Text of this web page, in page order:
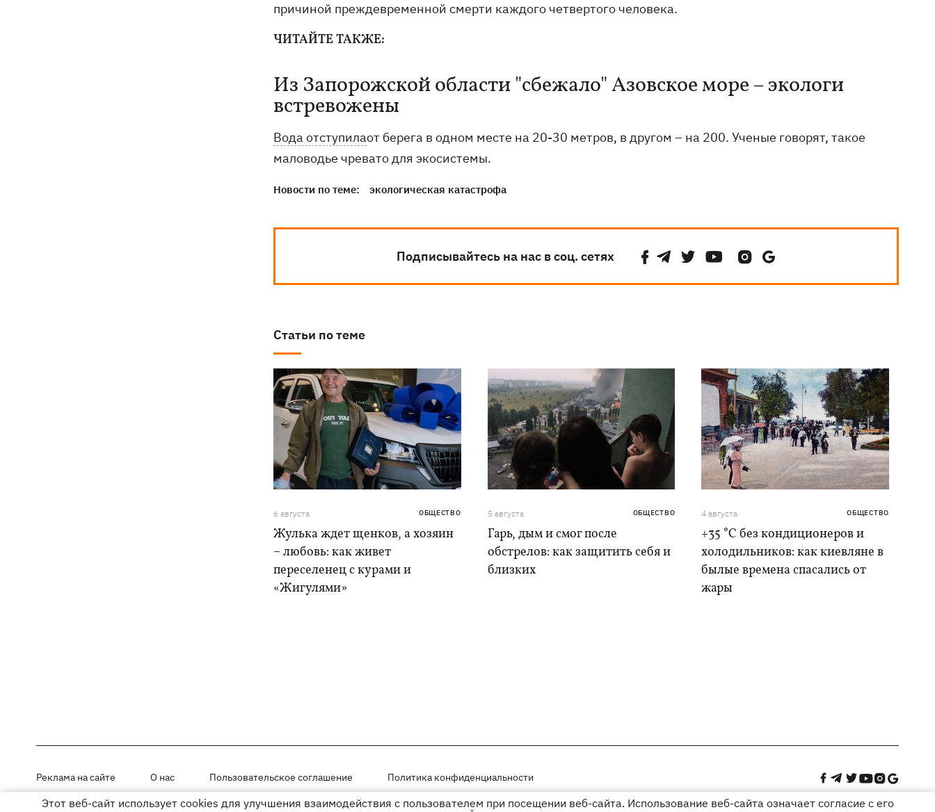
причиной преждевременной смерти каждого четвертого человека.
ЧИТАЙТЕ ТАКЖЕ:
Из Запорожской области "сбежало" Азовское море – экологи
встревожены
Вода отступилаот берега в одном месте на 20-30 метров, в другом – на 200. Ученые говорят, такое
маловодье чревато для экосистемы.
Новости по теме: экологическая катастрофа
Подписывайтесь на нас в соц. сетях
Статьи по теме
6 августа ОБЩЕСТВО
Жулька ждет щенков, а хозяин
– любовь: как живет
переселенец с курами и
«Жигулями»
5 августа ОБЩЕСТВО
Гарь, дым и смог после
обстрелов: как защитить себя и
близких
4 августа ОБЩЕСТВО
+35 °C без кондиционеров и
холодильников: как киевляне в
былые времена спасались от
жары
Реклама на сайте О нас Пользовательское соглашение Политика конфиденциальности
Материалы под рубриками «Новости компании», «PR» и «Факт» размещены на правах рекламы
Этот веб-сайт использует cookies для улучшения взаимодействия с пользователем при посещении веб-сайта. Использование веб-сайта означает согласие с его